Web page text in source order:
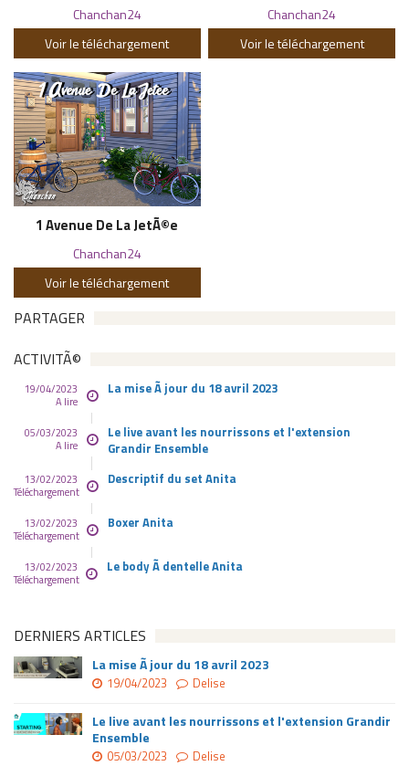
Chanchan24
Voir le téléchargement
Chanchan24
Voir le téléchargement
1 Avenue De La JetÃ©e
Chanchan24
Voir le téléchargement
PARTAGER
ACTIVITÃ©
19/04/2023
A lire
La mise Ã jour du 18 avril 2023
05/03/2023
A lire
Le live avant les nourrissons et l'extension
Grandir Ensemble
13/02/2023
Téléchargement
Descriptif du set Anita
13/02/2023
Téléchargement
Boxer Anita
13/02/2023
Téléchargement
Le body Ã dentelle Anita
DERNIERS ARTICLES
La mise Ã jour du 18 avril 2023
19/04/2023 Delise
Le live avant les nourrissons et l'extension Grandir
Ensemble
05/03/2023 Delise